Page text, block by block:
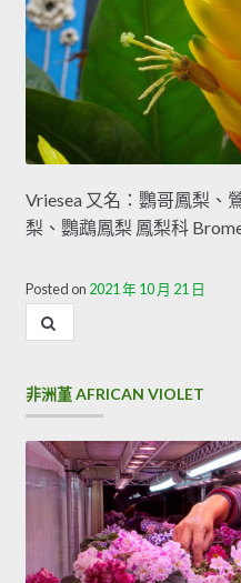
Vriesea 又名：鸚哥鳳梨、
梨、鸚鵡鳳梨 鳳梨科
Posted on 2021 年 10 月 21 日
容
尋
非洲堇 AFRICAN VIOLET